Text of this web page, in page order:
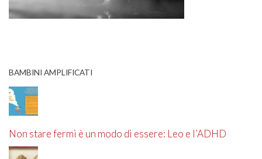
BAMBINI AMPLIFICATI
Non stare fermi è un modo di essere: Leo e l’ADHD